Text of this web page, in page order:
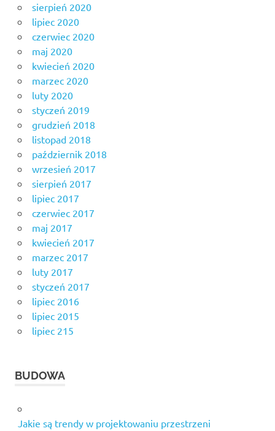
sierpień 2020
lipiec 2020
czerwiec 2020
maj 2020
kwiecień 2020
marzec 2020
luty 2020
styczeń 2019
grudzień 2018
listopad 2018
październik 2018
wrzesień 2017
sierpień 2017
lipiec 2017
czerwiec 2017
maj 2017
kwiecień 2017
marzec 2017
luty 2017
styczeń 2017
lipiec 2016
lipiec 2015
lipiec 215
BUDOWA
Jakie są trendy w projektowaniu przestrzeni